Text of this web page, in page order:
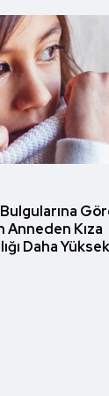
Bulgularına
Kıza
Daha Yüksek